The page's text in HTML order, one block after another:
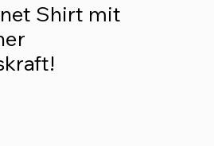
Shirt mit